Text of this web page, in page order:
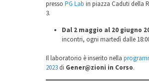
presso PG Lab in piazza Caduti della
3.
Dal 2 maggio al 20 giugno
incontri, ogni martedì dalle
Il laboratorio è inserito nella
2023di Gener@zioni in Corso.